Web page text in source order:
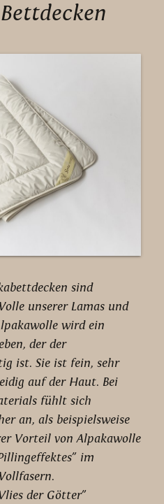
sind
unserer Lamas und
wird ein
der der
ist. Sie ist fein, sehr
auf der Haut. Bei
fühlt sich
an, als beispielsweise
Vorteil von Alpakawolle
im
der Götter"